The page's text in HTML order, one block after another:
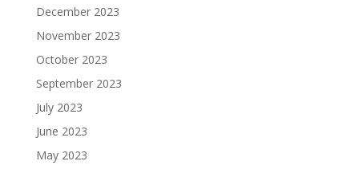
December 2023
November 2023
October 2023
September 2023
July 2023
June 2023
May 2023